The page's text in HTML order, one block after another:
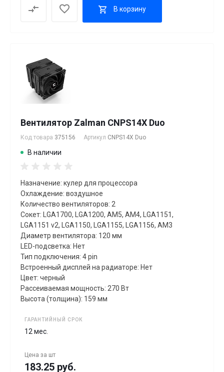
В корзину
Вентилятор Zalman CNPS14X Duo
Код товара 375156 Артикул CNPS14X Duo
В наличии
Назначение: кулер для процессора
Охлаждение: воздушное
Количество вентиляторов: 2
Сокет: LGA1700, LGA1200, AM5, AM4, LGA1151,
LGA1151 v2, LGA1150, LGA1155, LGA1156, AM3
Диаметр вентилятора: 120 мм
LED-подсветка: Нет
Тип подключения: 4 pin
Встроенный дисплей на радиаторе: Нет
Цвет: черный
Рассеиваемая мощность: 270 Вт
Высота (толщина): 159 мм
ГАРАНТИЙНЫЙ СРОК
12 мес.
Цена за шт
183.25 руб.